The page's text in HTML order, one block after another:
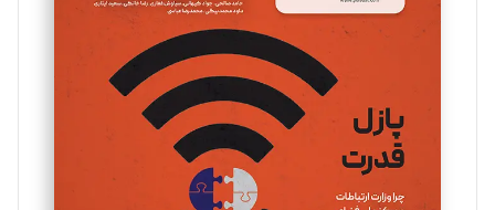
مینا پاکدل
یسنا امان‌پور
تحریریه